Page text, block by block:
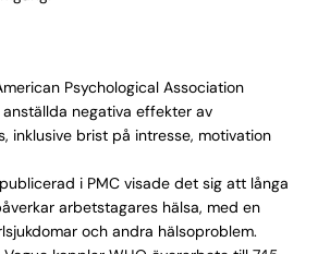
Psychological Association
negativa effekter av
inklusive brist på intresse, motivation
i PMC visade det sig att långa
arbetstagares hälsa, med en
och andra hälsoproblem.